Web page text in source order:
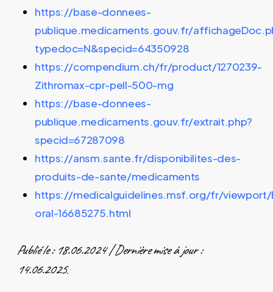
https://base-donnees-
publique.medicaments.gouv.fr/
typedoc=N&specid=64350928
https://compendium.ch/fr/product/1270239-
Zithromax-cpr-pell-500-mg
https://base-donnees-
publique.medicaments.gouv.fr/extrait.php?
specid=67287098
https://ansm.sante.fr/disponibilites-des-
produits-de-sante/medicaments
https://medicalguidelines.msf.org/fr/viewport/
oral-16685275.html
Publié le : 18.06.2024 | Dernière mise à jour :
14.06.2025.